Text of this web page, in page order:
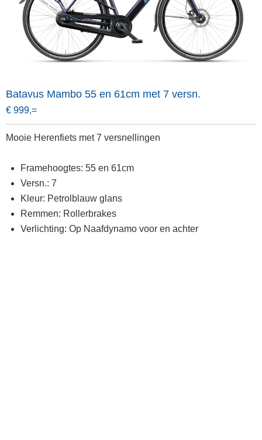
Batavus Mambo 55 en 61cm met 7 versn.
€ 999,=
Mooie Herenfiets met 7 versnellingen
Framehoogtes: 55 en 61cm
Versn.: 7
Kleur: Petrolblauw glans
Remmen: Rollerbrakes
Verlichting: Op Naafdynamo voor en achter